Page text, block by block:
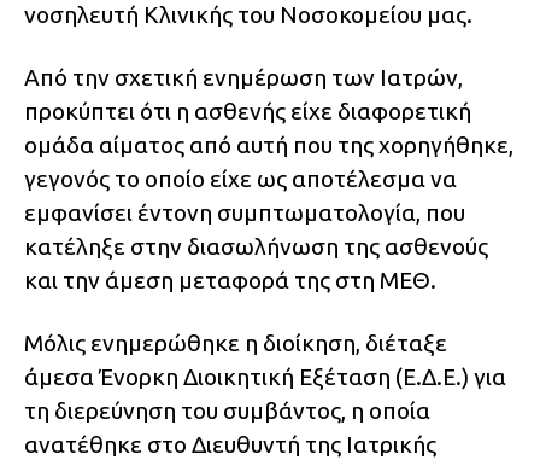
νοσηλευτή Κλινικής του Νοσοκομείου μας.
Από την σχετική ενημέρωση των Ιατρών,
προκύπτει ότι η ασθενής είχε διαφορετική
ομάδα αίματος από αυτή που της χορηγήθηκε,
γεγονός το οποίο είχε ως αποτέλεσμα να
εμφανίσει έντονη συμπτωματολογία, που
κατέληξε στην διασωλήνωση της ασθενούς
και την άμεση μεταφορά της στη ΜΕΘ.
Μόλις ενημερώθηκε η διοίκηση, διέταξε
άμεσα Ένορκη Διοικητική Εξέταση (Ε.Δ.Ε.) για
τη διερεύνηση του συμβάντος, η οποία
ανατέθηκε στο Διευθυντή της Ιατρικής